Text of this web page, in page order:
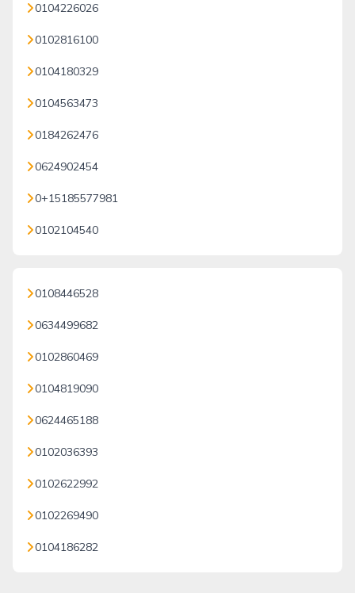
0104226026
0102816100
0104180329
0104563473
0184262476
0624902454
0+15185577981
0102104540
0108446528
0634499682
0102860469
0104819090
0624465188
0102036393
0102622992
0102269490
0104186282